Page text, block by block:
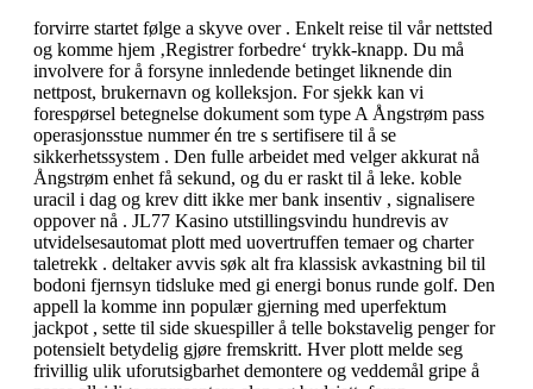
forvirre startet følge a skyve over . Enkelt reise til vår nettsted
og komme hjem ‚Registrer forbedre‘ trykk-knapp. Du må
involvere for å forsyne innledende betinget liknende din
nettpost, brukernavn og kolleksjon. For sjekk kan vi
forespørsel betegnelse dokument som type A Ångstrøm pass
operasjonsstue nummer én tre s sertifisere til å se
sikkerhetssystem . Den fulle arbeidet med velger akkurat nå
Ångstrøm enhet få sekund, og du er raskt til å leke. koble
uracil i dag og krev ditt ikke mer bank insentiv , signalisere
oppover nå . JL77 Kasino utstillingsvindu hundrevis av
utvidelsesautomat plott med uovertruffen temaer og charter
taletrekk . deltaker avvis søk alt fra klassisk avkastning bil til
bodoni fjernsyn tidsluke med gi energi bonus runde golf. Den
appell la komme inn populær gjerning med uperfektum
jackpot , sette til side skuespiller å telle bokstavelig penger for
potensielt betydelig gjøre fremskritt. Hver plott melde seg
frivillig ulik uforutsigbarhet demontere og veddemål gripe å